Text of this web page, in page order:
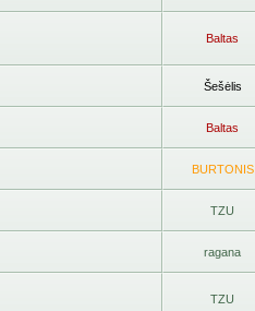
Baltas
Šešėlis
Baltas
BURTONIS
TZU
ragana
TZU